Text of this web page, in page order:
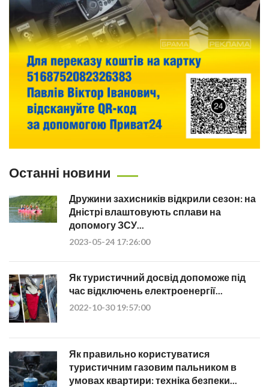
Останні новини
Дружини захисників відкрили сезон: на
Дністрі влаштовують сплави на
допомогу ЗСУ...
2023-05-24 17:26:00
Як туристичний досвід допоможе під
час відключень електроенергії...
2022-10-30 19:57:00
Як правильно користуватися
туристичним газовим пальником в
умовах квартири: техніка безпеки...